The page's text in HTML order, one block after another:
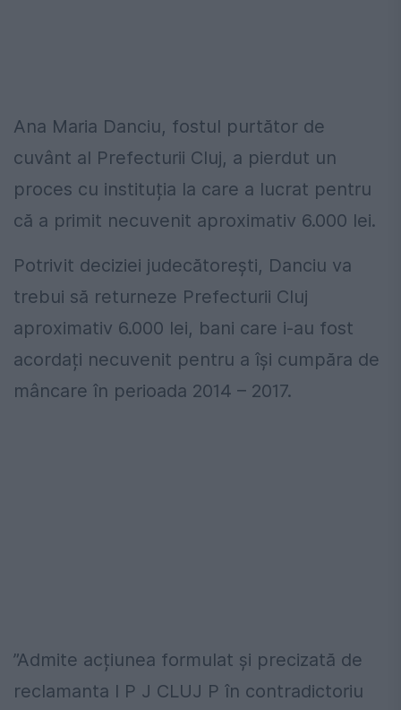
Ana Maria Danciu, fostul purtător de
cuvânt al Prefecturii Cluj, a pierdut un
proces cu instituția la care a lucrat pentru
că a primit necuvenit aproximativ 6.000 lei.
Potrivit deciziei judecătorești, Danciu va
trebui să returneze Prefecturii Cluj
aproximativ 6.000 lei, bani care i-au fost
acordați necuvenit pentru a își cumpăra de
mâncare în perioada 2014 – 2017.
”Admite acțiunea formulat şi precizată de
reclamanta I P J CLUJ P în contradictoriu